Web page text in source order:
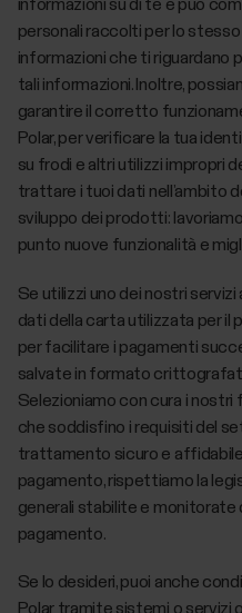
informazioni su di te e può
personali raccolti per lo
informazioni che ti riguardano
tali informazioni. Inoltre,
garantire il corretto
Polar, per verificare la tua
su frodi e altri utilizzi impropri
trattare i tuoi dati nell’ambito
sviluppo dei prodotti:
punto nuove funzionalità e
Se utilizzi uno dei nostri
dati della carta utilizzata per il
per facilitare i pagamenti
salvate in formato
Selezioniamo con cura i
che soddisfino i requisiti del
trattamento sicuro e affidabile
pagamento, rispettiamo la
generali stabilite e monitorate
pagamento.
Se lo desideri, puoi anche
Polar tramite sistemi o